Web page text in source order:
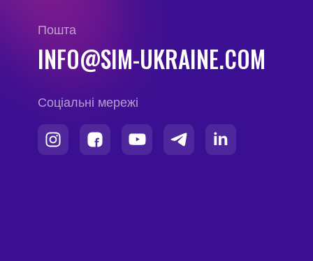
Пошта
INFO@SIM-UKRAINE.COM
Соціальні мережі